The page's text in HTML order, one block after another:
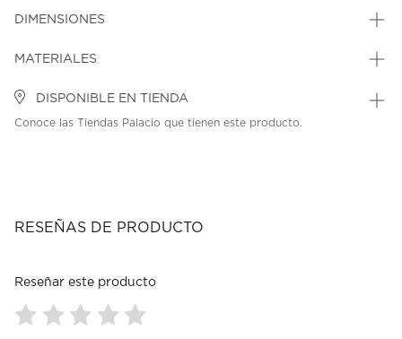
DIMENSIONES
MATERIALES
DISPONIBLE EN TIENDA
Conoce las Tiendas Palacio que tienen este producto.
RESEÑAS DE PRODUCTO
Reseñar este producto